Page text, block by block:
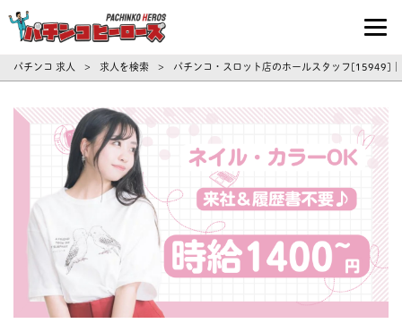
パチンコ求人・転職ならパチンコヒーロ
パチンコ 求人 > 求人を検索 > パチンコ・スロット店のホールスタッフ[15949]